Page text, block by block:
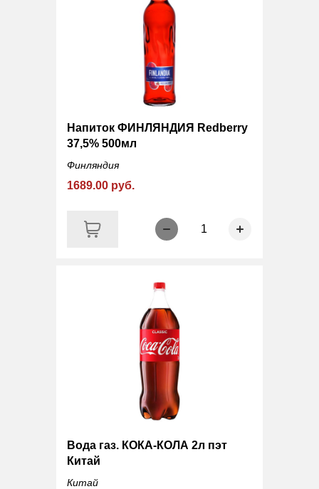
Напиток ФИНЛЯНДИЯ Redberry
37,5% 500мл
Финляндия
1689.00 руб.
1
Вода газ. КОКА-КОЛА 2л пэт
Китай
Китай